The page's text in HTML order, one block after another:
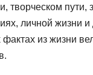
творческом пути,
личной жизни и
из жизни